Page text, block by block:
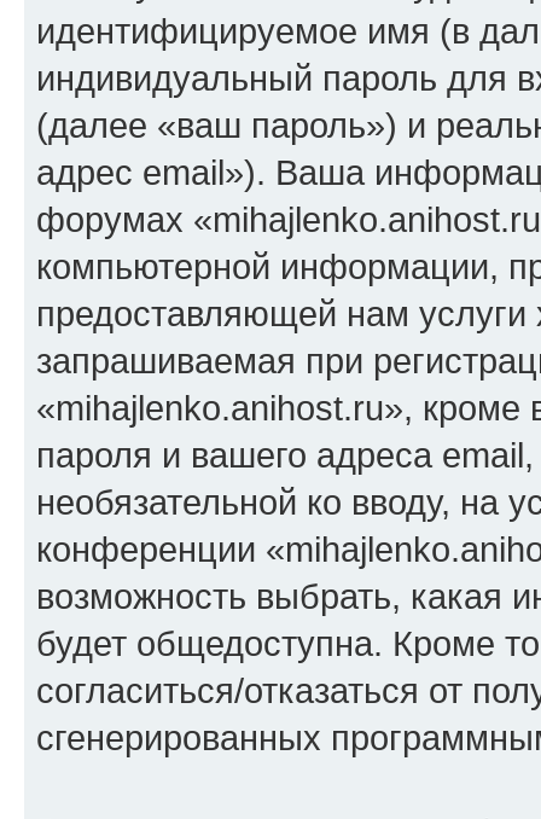
идентифицируемое имя (в
индивидуальный пароль для
(далее «ваш пароль») и
адрес email»). Ваша
форумах
компьютерной информации,
предоставляющей нам
запрашиваемая при
«mihajlenko.anihost.ru», кроме
пароля и вашего адреса
необязательной ко вводу, на
конференции
возможность выбрать, какая
будет общедоступна. Кроме
согласиться/отказаться от
сгенерированных